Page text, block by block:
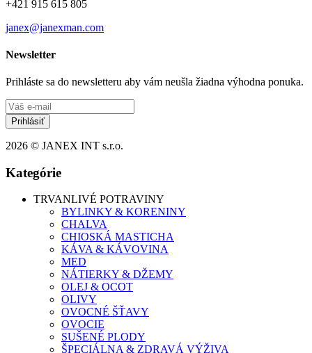
+421 915 615 805
janex@janexman.com
Newsletter
Prihláste sa do newsletteru aby vám neušla žiadna výhodna ponuka.
Prihlásiť
2026 © JANEX INT s.r.o.
Kategórie
TRVANLIVÉ POTRAVINY
BYLINKY & KORENINY
CHALVA
CHIOSKÁ MASTICHA
KÁVA & KÁVOVINA
MED
NÁTIERKY & DŽEMY
OLEJ & OCOT
OLIVY
OVOCNÉ ŠŤAVY
OVOCIE
SUŠENÉ PLODY
ŠPECIÁLNA & ZDRAVÁ VÝŽIVA